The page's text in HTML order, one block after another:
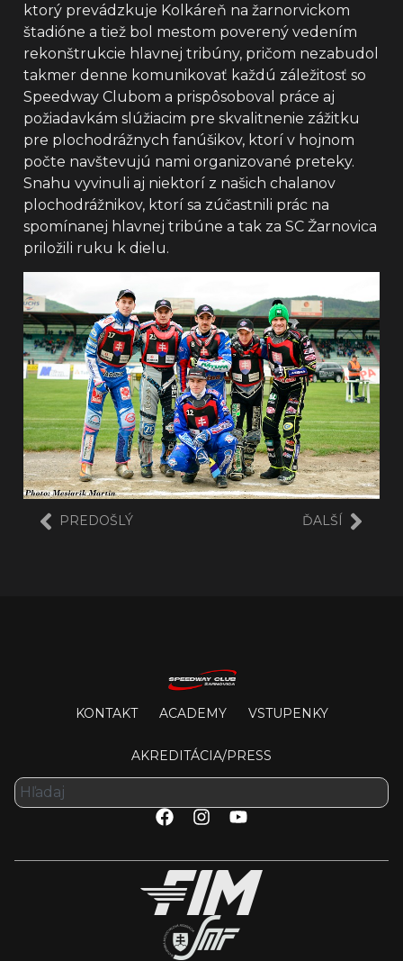
ktorý prevádzkuje Kolkáreň na žarnorvickom
štadióne a tiež bol mestom poverený vedením
rekonštrukcie hlavnej tribúny, pričom nezabudol
takmer denne komunikovať každú záležitosť so
Speedway Clubom a prispôsoboval práce aj
požiadavkám slúžiacim pre skvalitnenie zážitku
pre plochodrážnych fanúšikov, ktorí v hojnom
počte navštevujú nami organizované preteky.
Snahu vyvinuli aj niektorí z našich chalanov
plochodrážnikov, ktorí sa zúčastnili prác na
spomínanej hlavnej tribúne a tak za SC Žarnovica
priložili ruku k dielu.
PREDOŠLÝ ĎALŠÍ
KONTAKT ACADEMY VSTUPENKY
AKREDITÁCIA/PRESS